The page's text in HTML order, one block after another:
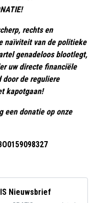
rechts en
naïviteit van de politieke
genadeloos blootlegt,
uw directe financiële
door de reguliere
kapotgaan!
een donatie op onze
Nieuwsbrief